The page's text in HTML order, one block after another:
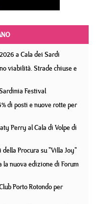
a Cala dei Sardi
viabilità. Strade chiuse e
Festival
di posti e nuove rotte per
Perry al Cala di Volpe di
Procura su "Villa Joy"
la nuova edizione di Forum
Porto Rotondo per